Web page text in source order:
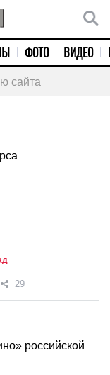
ФОТО ВИДЕО
сайта
29
российской